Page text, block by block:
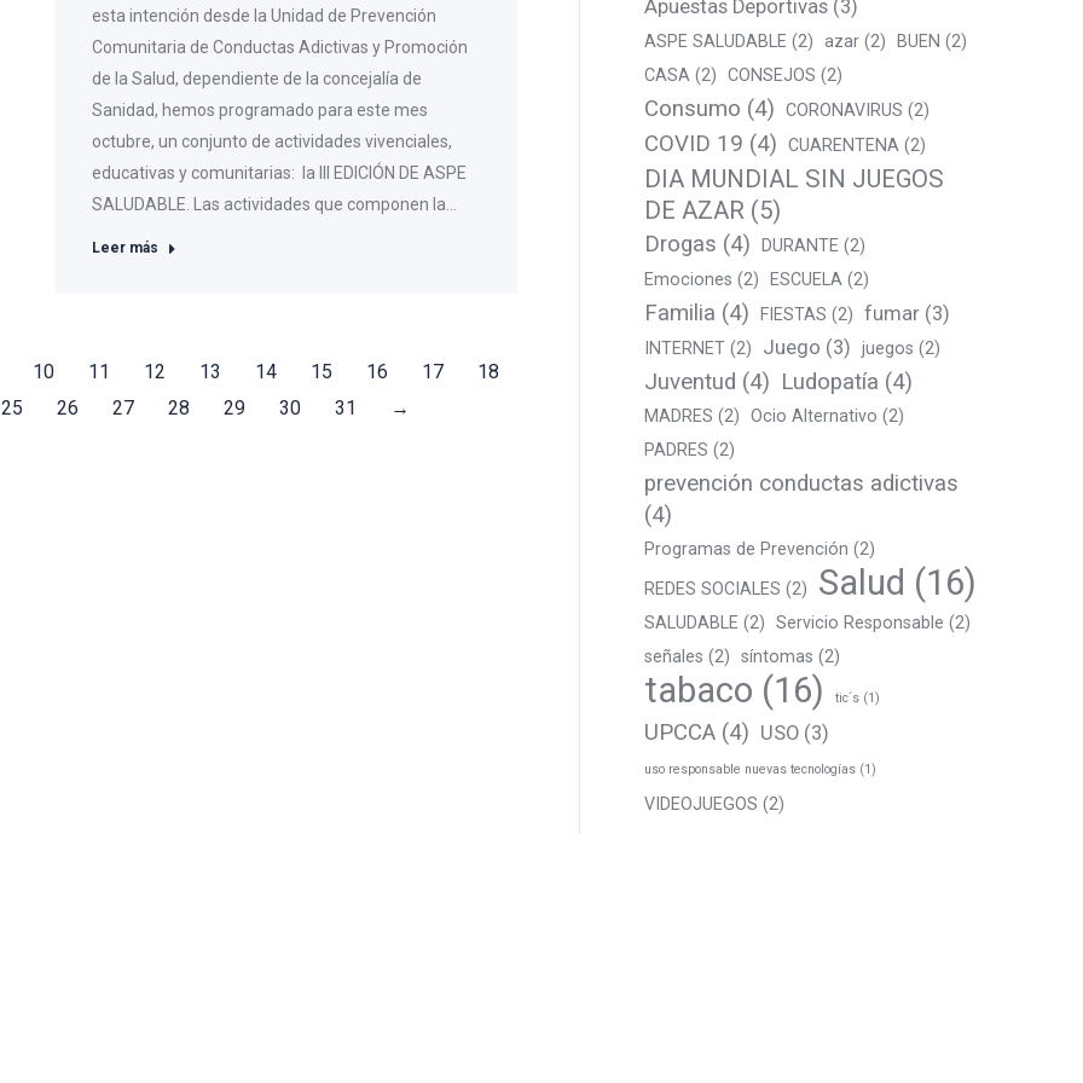
esta intención desde la Unidad de Prevención
Comunitaria de Conductas Adictivas y Promoción
de la Salud, dependiente de la concejalía de
Sanidad, hemos programado para este mes
octubre, un conjunto de actividades vivenciales,
educativas y comunitarias: la III EDICIÓN DE ASPE
SALUDABLE. Las actividades que componen la…
Leer más
10 11 12 13 14 15 16 17
18
25 26 27 28 29 30 31 →
Apuestas Deportivas (3)
ASPE SALUDABLE (2) azar (2) BUEN (2)
CASA (2) CONSEJOS (2)
Consumo (4) CORONAVIRUS (2)
COVID 19 (4) CUARENTENA (2)
DIA MUNDIAL SIN JUEGOS
DE AZAR (5)
Drogas (4) DURANTE (2)
Emociones (2) ESCUELA (2)
Familia (4) FIESTAS (2) fumar (3)
INTERNET (2) Juego (3) juegos (2)
Juventud (4) Ludopatía (4)
MADRES (2) Ocio Alternativo (2)
PADRES (2)
prevención conductas adictivas
(4)
Programas de Prevención (2)
REDES SOCIALES (2) Salud (16)
SALUDABLE (2) Servicio Responsable (2)
señales (2) síntomas (2)
tabaco (16) tic´s (1)
UPCCA (4) USO (3)
uso responsable nuevas tecnologías (1)
VIDEOJUEGOS (2)